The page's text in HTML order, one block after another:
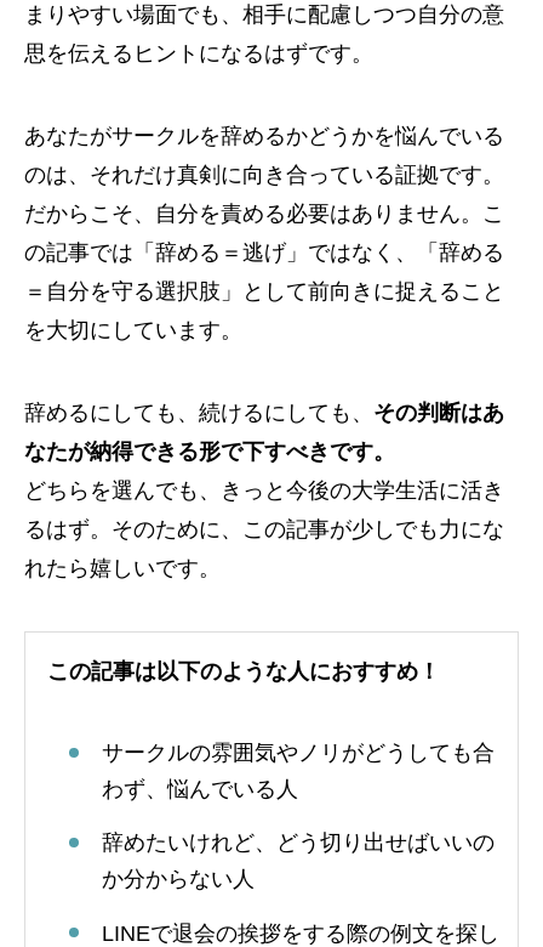
まりやすい場面でも、相手に配慮しつつ自分の意
思を伝えるヒントになるはずです。
あなたがサークルを辞めるかどうかを悩んでいる
のは、それだけ真剣に向き合っている証拠です。
だからこそ、自分を責める必要はありません。こ
の記事では「辞める＝逃げ」ではなく、「辞める
＝自分を守る選択肢」として前向きに捉えること
を大切にしています。
辞めるにしても、続けるにしても、 その判断はあ
なたが納得できる形で下すべきです。
どちらを選んでも、きっと今後の大学生活に活き
るはず。そのために、この記事が少しでも力にな
れたら嬉しいです。
この記事は以下のような人におすすめ！
サークルの雰囲気やノリがどうしても合
わず、悩んでいる人
辞めたいけれど、どう切り出せばいいの
か分からない人
LINEで退会の挨拶をする際の例文を探し